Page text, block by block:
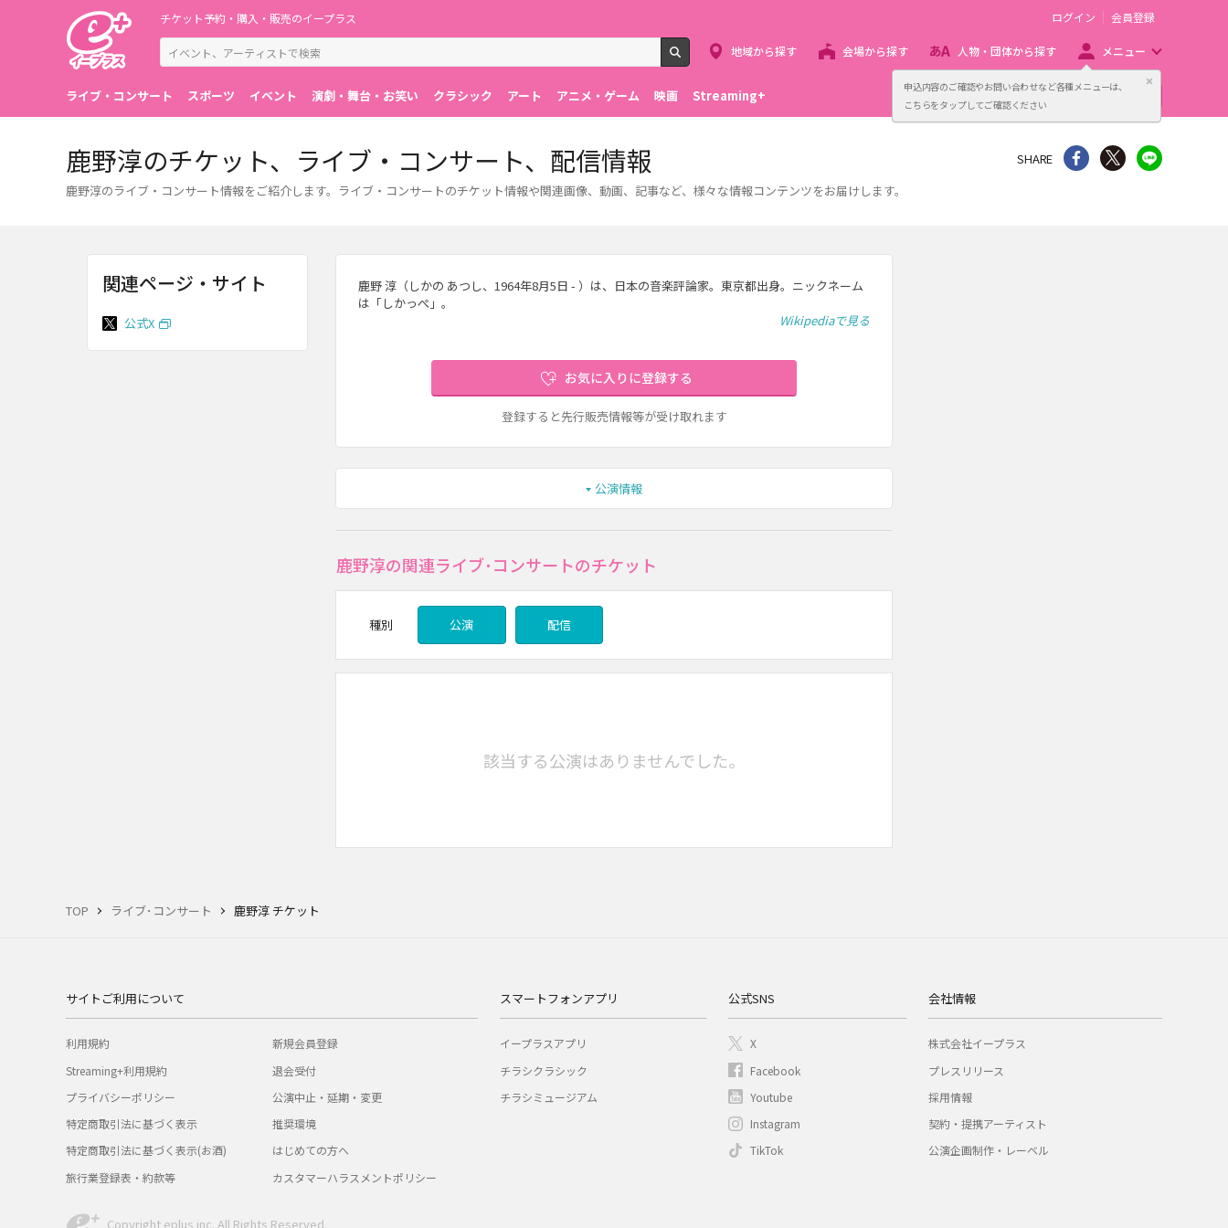
申込内容のご確認やお問い合わせなど各種メニューは、
こちらをタップしてご確認ください
閉じる
チケット予約・購入・販売のイープラス
検索
ログイン 会員登録
地域から探す 会場から探す 人物・団体から探す メニュー
ライブ・コンサート スポーツ イベント 演劇・舞台・お笑い クラシック アート アニメ・ゲーム 映画 Streaming+ 主催者向け販売サービス
TOP ライブ･コンサート 鹿野淳 チケット
鹿野淳のチケット、ライブ・コンサート、配信情報
鹿野淳のライブ・コンサート情報をご紹介します。ライブ・コンサートのチケット情報や関連画像、動画、記事など、様々な情報コンテンツをお届けします。
SHARE シェア Twitter
鹿野 淳（しかの あつし、1964年8月5日 - ）は、日本の音楽評論家。東京都出身。ニックネーム
は「しかっぺ」。
Wikipediaで見る
お気に入りに登録する
登録すると先行販売情報等が受け取れます
公演情報
鹿野淳の関連ライブ･コンサートのチケット
種別 公演 配信
該当する公演はありませんでした。
関連ページ・サイト
公式X
サイトご利用について
利用規約
Streaming+利用規約
プライバシーポリシー
特定商取引法に基づく表示
特定商取引法に基づく表示(お酒)
旅行業登録表・約款等
新規会員登録
退会受付
公演中止・延期・変更
推奨環境
はじめての方へ
カスタマーハラスメントポリシー
スマートフォンアプリ
イープラスアプリ
チラシクラシック
チラシミュージアム
公式SNS
X
Facebook
Youtube
Instagram
TikTok
会社情報
株式会社イープラス
プレスリリース
採用情報
契約・提携アーティスト
公演企画制作・レーベル
Copyright eplus inc. All Rights Reserved.